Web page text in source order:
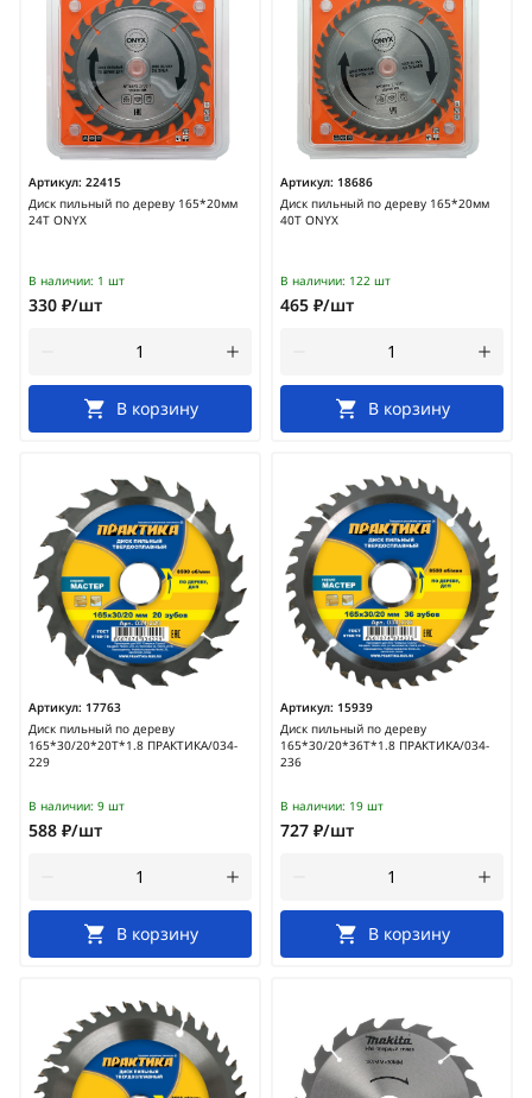
Артикул: 22415
Диск пильный по дереву 165*20мм
24Т ONYX
В наличии: 1 шт
330 ₽/шт
В корзину
Артикул: 18686
Диск пильный по дереву 165*20мм
40Т ONYX
В наличии: 122 шт
465 ₽/шт
В корзину
Артикул: 17763
Диск пильный по дереву
165*30/20*20Т*1.8 ПРАКТИКА/034-
229
В наличии: 9 шт
588 ₽/шт
В корзину
Артикул: 15939
Диск пильный по дереву
165*30/20*36Т*1.8 ПРАКТИКА/034-
236
В наличии: 19 шт
727 ₽/шт
В корзину